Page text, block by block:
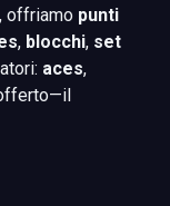
offriamo punti
, blocchi, set
aces,